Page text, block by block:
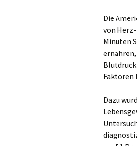
Die
von
Minuten
Blutdruck
Faktoren
Dazu